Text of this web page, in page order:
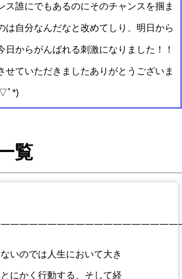
ス誰にでもあるのにそのチャンスを掴ま
は自分なんだなと改めてしり、明日から
日からがんばれる刺激になりました！！
せていただきましたありがとうございま
ﾟ*)
覧